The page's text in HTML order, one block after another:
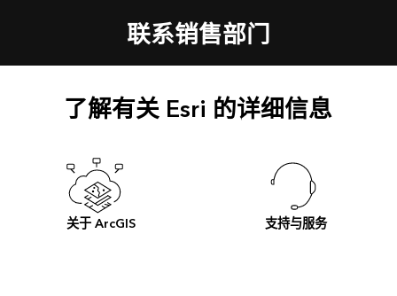
联系销售部门
了解有关 Esri 的详细信息
关于 ArcGIS 支持与服务